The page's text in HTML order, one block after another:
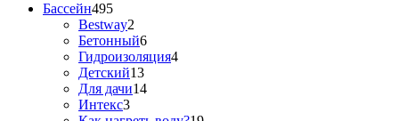
Бассейн495
Bestway2
Бетонный6
Гидроизоляция4
Детский13
Для дачи14
Интекс3